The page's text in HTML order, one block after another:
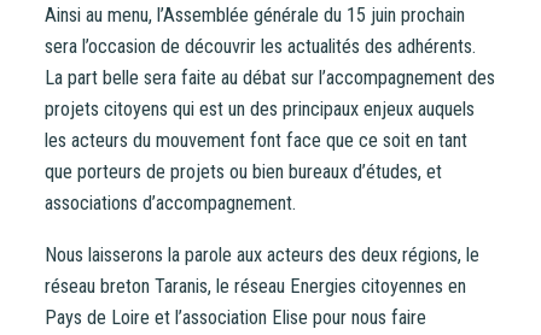
Ainsi au menu, l’Assemblée générale du 15 juin prochain
sera l’occasion de découvrir les actualités des adhérents.
La part belle sera faite au débat sur l’accompagnement des
projets citoyens qui est un des principaux enjeux auquels
les acteurs du mouvement font face que ce soit en tant
que porteurs de projets ou bien bureaux d’études, et
associations d’accompagnement.
Nous laisserons la parole aux acteurs des deux régions, le
réseau breton Taranis, le réseau Energies citoyennes en
Pays de Loire et l’association Elise pour nous faire
(société, …), votre souscription peut être soumise à
validation par nos instances avant d’être effective.
Un problème, une question ?Consultez notre FAQou
contactez-nous.
CONTINUER VERS COOPHUB